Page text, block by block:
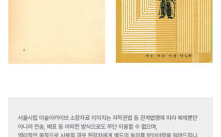
서울시립 미술아카이브 소장자료 이미지는 저작권법 등 관계법령에 따라 복제뿐만
아니라 전송, 배포 등 어떠한 방식으로도 무단 이용할 수 없으며,